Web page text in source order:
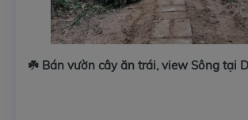
☘️ Bán vườn cây ăn trái, view Sông tại